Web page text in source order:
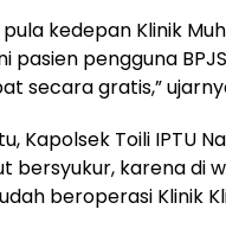
kedepan Klinik
pasien pengguna
secara gratis,”
Kapolsek Toili IPTU
bersyukur, karena di
beroperasi Klinik